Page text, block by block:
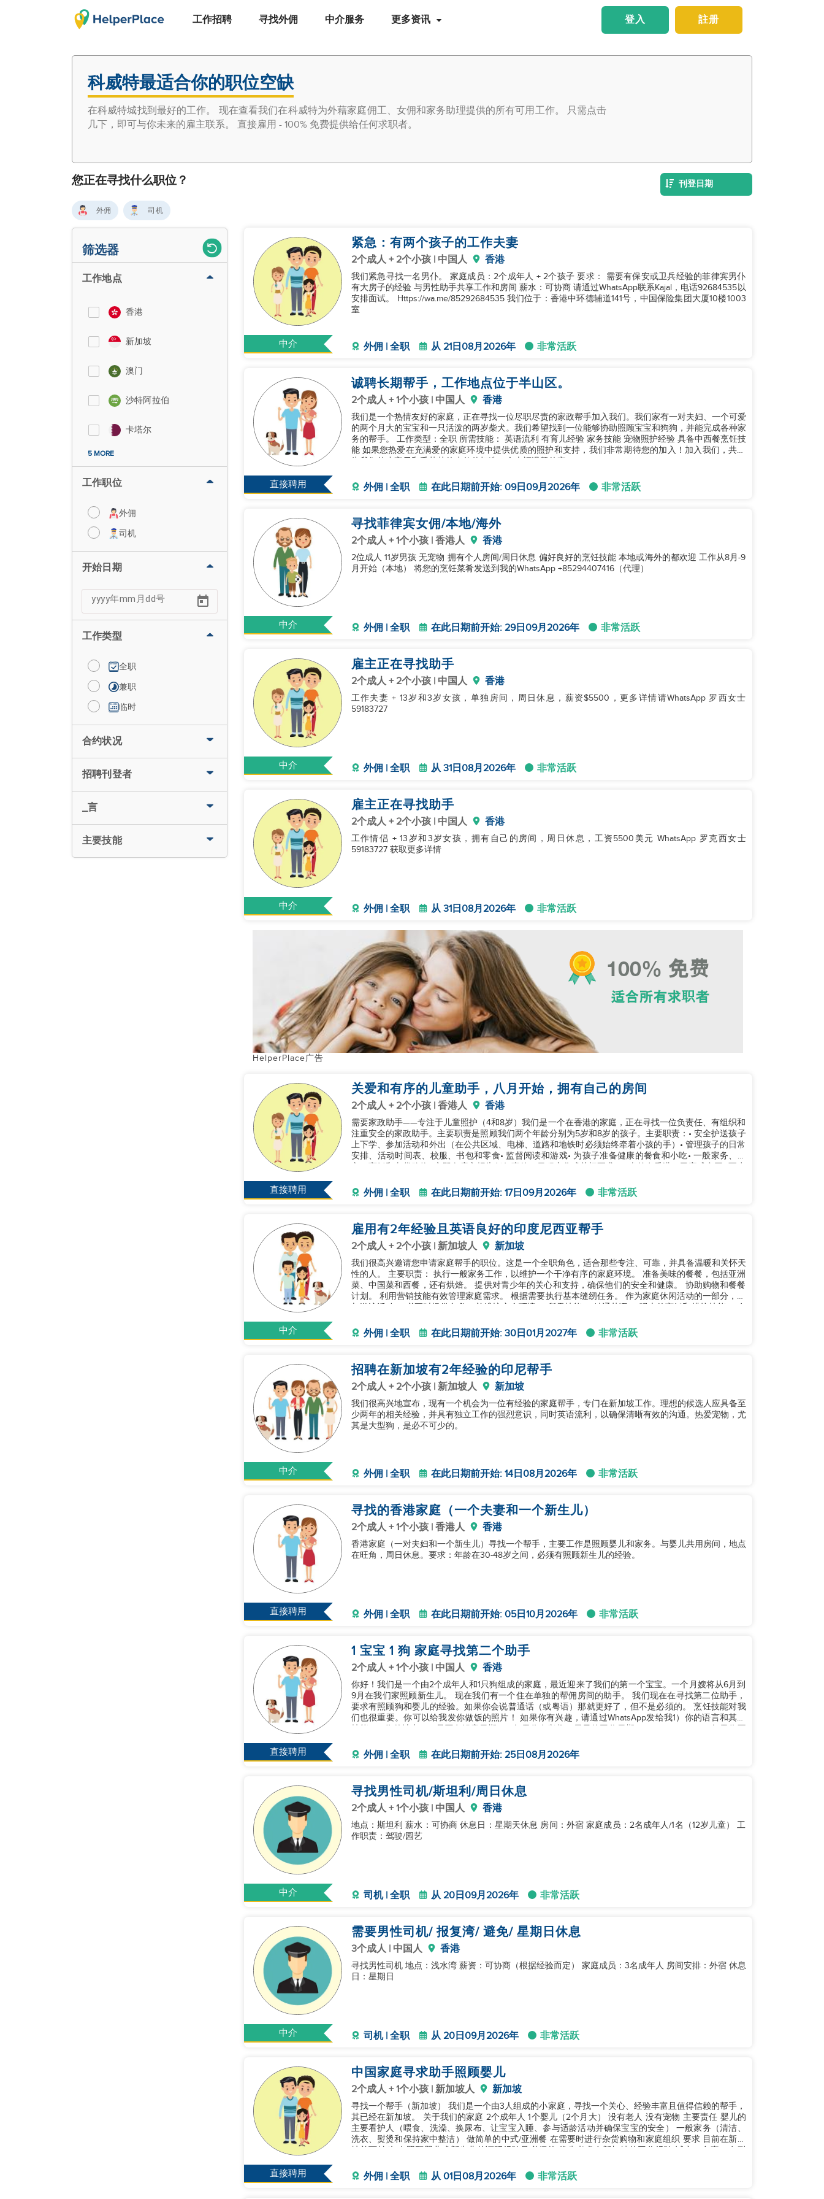
工作招聘 寻找外佣 中介服务 更多资讯 註册
登入
科威特最适合你的职位空缺
在科威特城找到最好的工作。 现在查看我们在科威特为外藉家庭佣工、女佣和家务助理提供的所有可用工作。 只需点击
几下，即可与你未来的雇主联系。 直接雇用 - 100% 免费提供给任何求职者。
您正在寻找什么职位？ 刊登日期
外佣 司机
筛选器
工作地点
香港
新加坡
澳门
沙特阿拉伯
卡塔尔
5 MORE
工作职位
外佣
司机
开始日期
工作类型
全职
兼职
临时
合约状况
招聘刊登者
_言
主要技能
中介
紧急：有两个孩子的工作夫妻
2个成人 + 2个小孩 | 中国人 香港
我们紧急寻找一名男仆。 家庭成员：2个成年人 + 2个孩子 要求： 需要有保安或卫兵经验的菲律宾男仆
有大房子的经验 与男性助手共享工作和房间 薪水：可协商 请通过WhatsApp联系Kajal，电话92684535以
安排面试。 Https://wa.me/85292684535 我们位于：香港中环德辅道141号，中国保险集团大厦10楼1003
室
外佣 | 全职 从 21日08月2026年 非常活跃
直接聘用
诚聘长期帮手，工作地点位于半山区。
2个成人 + 1个小孩 | 中国人 香港
我们是一个热情友好的家庭，正在寻找一位尽职尽责的家政帮手加入我们。我们家有一对夫妇、一个可爱
的两个月大的宝宝和一只活泼的两岁柴犬。我们希望找到一位能够协助照顾宝宝和狗狗，并能完成各种家
务的帮手。 工作类型：全职 所需技能： 英语流利 有育儿经验 家务技能 宠物照护经验 具备中西餐烹饪技
能 如果您热爱在充满爱的家庭环境中提供优质的照护和支持，我们非常期待您的加入！加入我们，共同
外佣 | 全职 在此日期前开始: 09日09月2026年 非常活跃
中介
寻找菲律宾女佣/本地/海外
2个成人 + 1个小孩 | 香港人 香港
2位成人 11岁男孩 无宠物 拥有个人房间/周日休息 偏好良好的烹饪技能 本地或海外的都欢迎 工作从8月-9
月开始（本地） 将您的烹饪菜肴发送到我的WhatsApp +85294407416（代理）
外佣 | 全职 在此日期前开始: 29日09月2026年 非常活跃
中介
雇主正在寻找助手
2个成人 + 2个小孩 | 中国人 香港
工作夫妻 + 13岁和3岁女孩，单独房间，周日休息，薪资$5500，更多详情请WhatsApp 罗西女士
59183727
外佣 | 全职 从 31日08月2026年 非常活跃
中介
雇主正在寻找助手
2个成人 + 2个小孩 | 中国人 香港
工作情侣 + 13岁和3岁女孩，拥有自己的房间，周日休息，工资5500美元 WhatsApp 罗克西女士
59183727 获取更多详情
外佣 | 全职 从 31日08月2026年 非常活跃
HelperPlace广告
直接聘用
关爱和有序的儿童助手，八月开始，拥有自己的房间
2个成人 + 2个小孩 | 香港人 香港
需要家政助手——专注于儿童照护（4和8岁）我们是一个在香港的家庭，正在寻找一位负责任、有组织和
注重安全的家政助手。主要职责是照顾我们两个年龄分别为5岁和8岁的孩子。主要职责：• 安全护送孩子
上下学、参加活动和外出（在公共区域、电梯、道路和地铁时必须始终牵着小孩的手）• 管理孩子的日常
安排、活动时间表、校服、书包和零食• 监督阅读和游戏• 为孩子准备健康的餐食和小吃• 一般家务、洗
外佣 | 全职 在此日期前开始: 17日09月2026年 非常活跃
中介
雇用有2年经验且英语良好的印度尼西亚帮手
2个成人 + 2个小孩 | 新加坡人 新加坡
我们很高兴邀请您申请家庭帮手的职位。这是一个全职角色，适合那些专注、可靠，并具备温暖和关怀天
性的人。 主要职责： 执行一般家务工作，以维护一个干净有序的家庭环境。 准备美味的餐餐，包括亚洲
菜、中国菜和西餐，还有烘焙。 提供对青少年的关心和支持，确保他们的安全和健康。 协助购物和餐餐
计划。 利用营销技能有效管理家庭需求。 根据需要执行基本缝纫任务。 作为家庭休闲活动的一部分，参
外佣 | 全职 在此日期前开始: 30日01月2027年 非常活跃
中介
招聘在新加坡有2年经验的印尼帮手
2个成人 + 2个小孩 | 新加坡人 新加坡
我们很高兴地宣布，现有一个机会为一位有经验的家庭帮手，专门在新加坡工作。理想的候选人应具备至
少两年的相关经验，并具有独立工作的强烈意识，同时英语流利，以确保清晰有效的沟通。热爱宠物，尤
其是大型狗，是必不可少的。
外佣 | 全职 在此日期前开始: 14日08月2026年 非常活跃
直接聘用
寻找的香港家庭（一个夫妻和一个新生儿）
2个成人 + 1个小孩 | 香港人 香港
香港家庭（一对夫妇和一个新生儿）寻找一个帮手，主要工作是照顾婴儿和家务。与婴儿共用房间，地点
在旺角，周日休息。要求：年龄在30-48岁之间，必须有照顾新生儿的经验。
外佣 | 全职 在此日期前开始: 05日10月2026年 非常活跃
直接聘用
1 宝宝 1 狗 家庭寻找第二个助手
2个成人 + 1个小孩 | 中国人 香港
你好！我们是一个由2个成年人和1只狗组成的家庭，最近迎来了我们的第一个宝宝。一个月嫂将从6月到
9月在我们家照顾新生儿。 现在我们有一个住在单独的帮佣房间的助手。 我们现在在寻找第二位助手，
要求有照顾狗和婴儿的经验。如果你会说普通话（或粤语）那就更好了，但不是必须的。 烹饪技能对我
们也很重要。你可以给我发你做饭的照片！ 如果你有兴趣，请通过WhatsApp发给我1）你的语言和其他
外佣 | 全职 在此日期前开始: 25日08月2026年
中介
寻找男性司机/斯坦利/周日休息
2个成人 + 1个小孩 | 中国人 香港
地点：斯坦利 薪水：可协商 休息日：星期天休息 房间：外宿 家庭成员：2名成年人/1名（12岁儿童） 工
作职责：驾驶/园艺
司机 | 全职 从 20日09月2026年 非常活跃
中介
需要男性司机/ 报复湾/ 避免/ 星期日休息
3个成人 | 中国人 香港
寻找男性司机 地点：浅水湾 薪资：可协商（根据经验而定） 家庭成员：3名成年人 房间安排：外宿 休息
日：星期日
司机 | 全职 从 20日09月2026年 非常活跃
直接聘用
中国家庭寻求助手照顾婴儿
2个成人 + 1个小孩 | 新加坡人 新加坡
寻找一个帮手（新加坡） 我们是一个由3人组成的小家庭，寻找一个关心、经验丰富且值得信赖的帮手，
其已经在新加坡。 关于我们的家庭 2个成年人 1个婴儿（2个月大） 没有老人 没有宠物 主要责任 婴儿的
主要看护人（喂食、洗澡、换尿布、让宝宝入睡、参与适龄活动并确保宝宝的安全） 一般家务（清洁、
洗衣、熨烫和保持家中整洁） 做简单的中式/亚洲餐 在需要时进行杂货购物和家庭组织 要求 目前在新加
外佣 | 全职 从 01日08月2026年 非常活跃